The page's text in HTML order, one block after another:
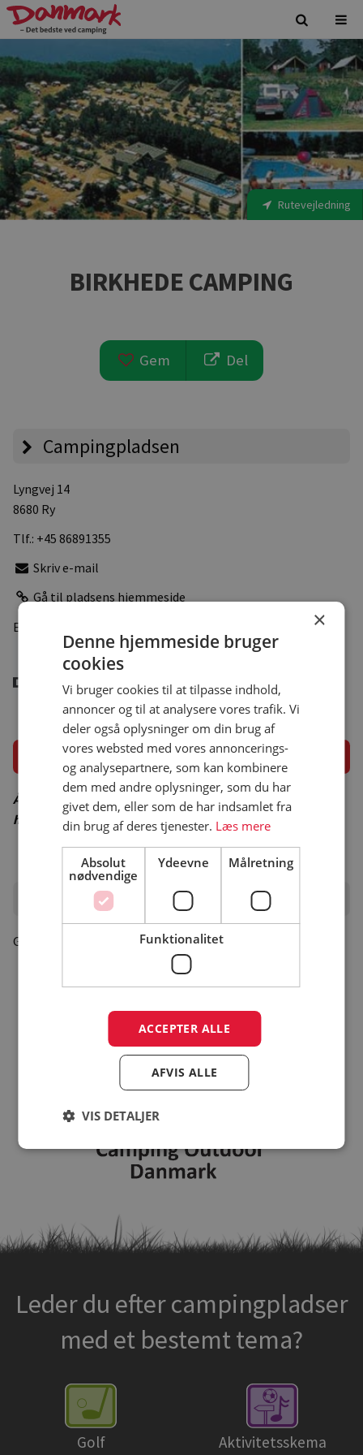
Rutevejledning
BIRKHEDE CAMPING
Gem Del
Campingpladsen
Lyngvej 14
8680 Ry
Tlf.: +45 86891355
Skriv e-mail
Gå til pladsens hjemmeside
Er medlem af
Åbningsperiode
Åbningsperiode er vejledende – besøg campingpladsens
hjemmeside for korrekt åbningsperiode
Oplevelser i området
Gå til turistinfo
Leder du efter campingpladser
med et bestemt tema?
Golf Aktivitetsskema
×
Denne hjemmeside bruger
cookies
Vi bruger cookies til at tilpasse indhold,
annoncer og til at analysere vores trafik. Vi
deler også oplysninger om din brug af
vores websted med vores annoncerings-
og analysepartnere, som kan kombinere
dem med andre oplysninger, som du har
givet dem, eller som de har indsamlet fra
din brug af deres tjenester. Læs mere
Absolut
nødvendige
Ydeevne Målretning
Funktionalitet
ACCEPTER ALLE
AFVIS ALLE
VIS DETALJER